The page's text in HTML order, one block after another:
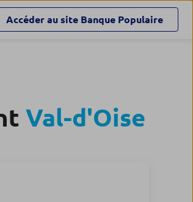
Accéder au site Banque Populaire
Val-d'Oise